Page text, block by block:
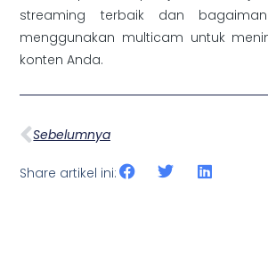
streaming terbaik dan
menggunakan multicam untuk
konten Anda.
Sebelumnya
Share artikel ini: